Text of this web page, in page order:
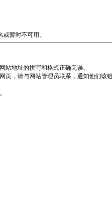
暂时不可用。
站地址的拼写和格式正确无误。
页，请与网站管理员联系，通知他们该